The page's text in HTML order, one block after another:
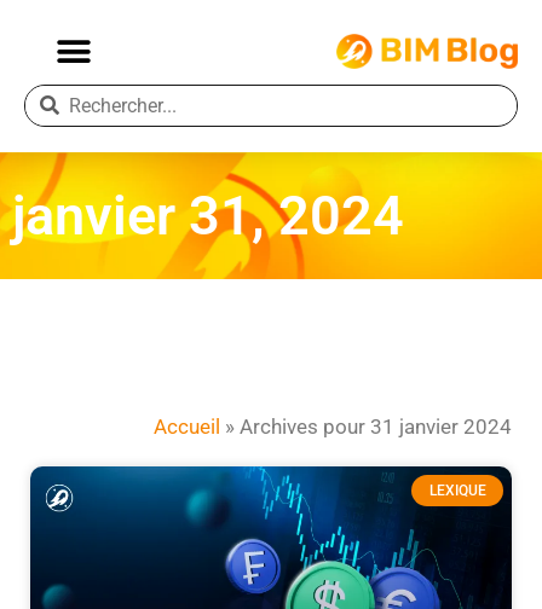
janvier 31, 2024
Accueil » Archives pour 31 janvier 2024
LEXIQUE